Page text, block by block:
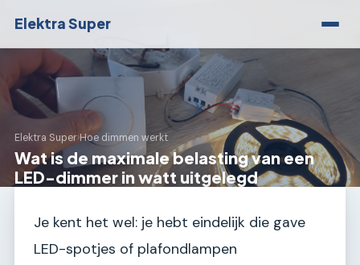
Elektra Super
Elektra Super›Hoe dimmen werkt
Wat is de maximale belasting van een
LED-dimmer in watt uitgelegd
Je kent het wel: je hebt eindelijk die gave
LED-spotjes of plafondlampen